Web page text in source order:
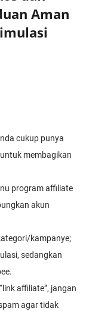
Aman
cukup punya
membagikan
program affiliate
akun
kampanye;
sedangkan
affiliate”, jangan
agar tidak